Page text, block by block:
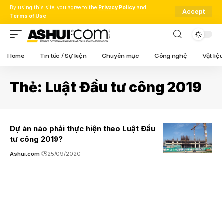
By using this site, you agree to the Privacy Policy and
Terms of Use.
Accept
Home Tin tức / Sự kiện Chuyên mục Công nghệ Vật
Thẻ: Luật Đầu tư công 2019
Dự án nào phải thực hiện theo Luật Đầu
tư công 2019?
Ashui.com 25/09/2020